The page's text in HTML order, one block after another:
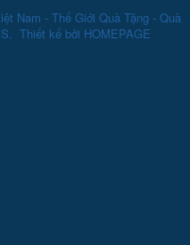
Nam - Thế Giới Quà Tặng - Quà
. Thiết kế bởi HOMEPAGE